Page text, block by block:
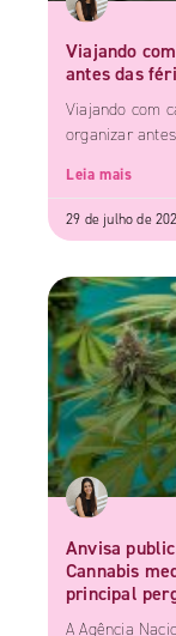
Viajando
antes das
Viajando com
organizar antes
Leia mais
29 de julho de
Anvisa
Cannabis
principal
A Agência